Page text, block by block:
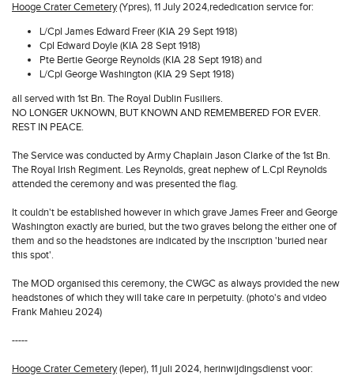
Hooge Crater Cemetery(Ypres), 11 July 2024,rededication service for:
L/Cpl James Edward Freer (KIA 29 Sept 1918)
Cpl Edward Doyle (KIA 28 Sept 1918)
Pte Bertie George Reynolds (KIA 28 Sept 1918) and
L/Cpl George Washington (KIA 29 Sept 1918)
all served with 1st Bn. The Royal Dublin Fusiliers.
NO LONGER UKNOWN, BUT KNOWN AND REMEMBERED FOR EVER.
REST IN PEACE.
The Service was conducted by Army Chaplain Jason Clarke of the 1st Bn.
The Royal Irish Regiment. Les Reynolds, great nephew of L.Cpl Reynolds
attended the ceremony and was presented the flag.
It couldn't be established however in which grave James Freer and George
Washington exactly are buried, but the two graves belong the either one of
them and so the headstones are indicated by the inscription 'buried near
this spot'.
The MOD organised this ceremony, the CWGC as always provided the new
headstones of which they will take care in perpetuity. (photo's and video
Frank Mahieu 2024)
-----
Hooge Crater Cemetery(Ieper), 11 juli 2024, herinwijdingsdienst voor: